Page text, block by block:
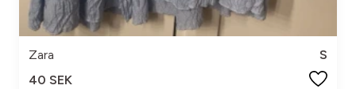
Zara
S
40 SEK